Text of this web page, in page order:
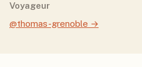
Voyageur
@thomas-grenoble →